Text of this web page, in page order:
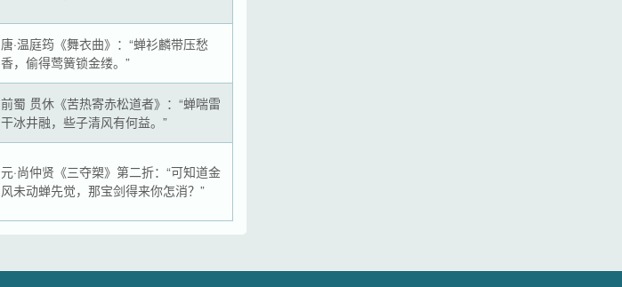
唐·温庭筠《舞衣曲》：“蝉衫麟带压愁
香，偷得莺簧锁金缕。”
前蜀 贯休《苦热寄赤松道者》：“蝉喘雷
干冰井融，些子清风有何益。”
元·尚仲贤《三夺槊》第二折：“可知道金
风未动蝉先觉，那宝剑得来你怎消？”